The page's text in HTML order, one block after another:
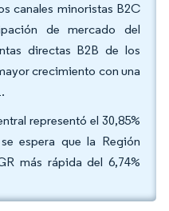
canales minoristas B2C
de mercado del
directas B2B de los
crecimiento con una
representó el 30,85%
espera que la Región
más rápida del 6,74%